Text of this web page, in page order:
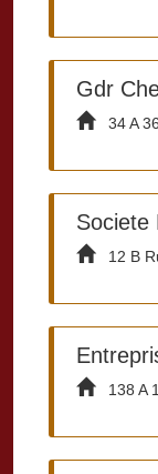
Gdr
34 A 36
Societe
12 B
138 A